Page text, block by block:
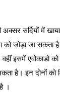
सर्दियों में
को जोड़ा जा
वहीं इसमें एवोकाडो
है। इन दोनों
।